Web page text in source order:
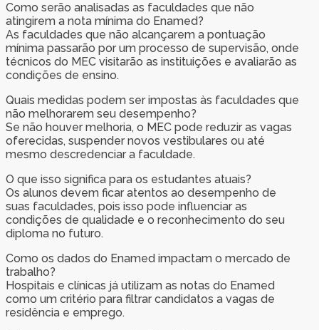
Como serão analisadas as faculdades que não
atingirem a nota mínima do Enamed?
As faculdades que não alcançarem a pontuação
mínima passarão por um processo de supervisão, onde
técnicos do MEC visitarão as instituições e avaliarão as
condições de ensino.
Quais medidas podem ser impostas às faculdades que
não melhorarem seu desempenho?
Se não houver melhoria, o MEC pode reduzir as vagas
oferecidas, suspender novos vestibulares ou até
mesmo descredenciar a faculdade.
O que isso significa para os estudantes atuais?
Os alunos devem ficar atentos ao desempenho de
suas faculdades, pois isso pode influenciar as
condições de qualidade e o reconhecimento do seu
diploma no futuro.
Como os dados do Enamed impactam o mercado de
trabalho?
Hospitais e clínicas já utilizam as notas do Enamed
como um critério para filtrar candidatos a vagas de
residência e emprego.